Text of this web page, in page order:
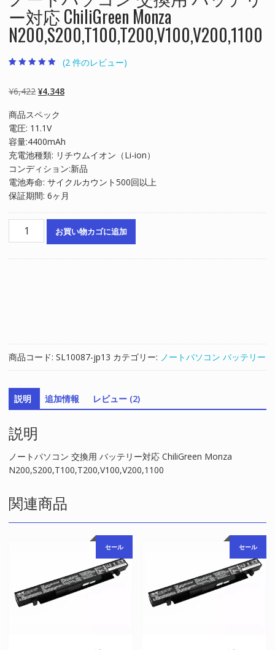
ー対応 ChiliGreen Monza
N200,S200,T100,T200,V100,V200,1100
評価のうち、
5.00点
(2 件のレビュー)
¥6,422 元
価
格
は
¥6,422
で
し
た。
¥4,348現
格
は
¥4,348
で
す。
商品スペック
電圧: 11.1V
容量:4400mAh
充電池種類: リチウムイオン（Li-ion）
コンディション:新品
電池寿命: サイクルカウント500回以上
保証期間: 6ヶ月
用
バ
ッ
テ
リ
対
応
ChiliGreen
Monza
個
お買い物カゴに追加
商品コード: SL10087-jp13 カテゴリー: ノートパソコン バッテリー
説明 追加情報 レビュー (2)
説明
ノートパソコン 交換用 バッテリー対応 ChiliGreen Monza
N200,S200,T100,T200,V100,V200,1100
関連商品
セール セール